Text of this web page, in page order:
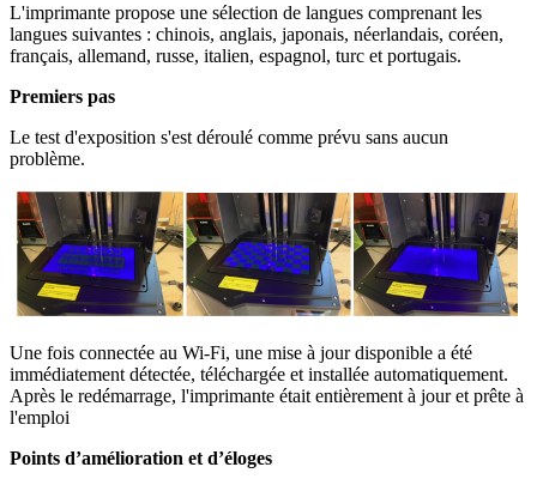
L'imprimante propose une sélection de langues comprenant les
langues suivantes : chinois, anglais, japonais, néerlandais, coréen,
français, allemand, russe, italien, espagnol, turc et portugais.
Premiers pas
Le test d'exposition s'est déroulé comme prévu sans aucun
problème.
Une fois connectée au Wi-Fi, une mise à jour disponible a été
immédiatement détectée, téléchargée et installée automatiquement.
Après le redémarrage, l'imprimante était entièrement à jour et prête à
l'emploi
Points d’amélioration et d’éloges